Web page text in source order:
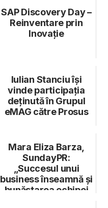
experiența
angajațil...
SAP Discovery Day –
Reinventare prin
Inovație
Iulian Stanciu își
vinde participația
deținută în Grupul
eMAG către Prosus
Mara Eliza Barza,
SundayPR:
„Succesul unui
business înseamnă și
bunăstarea echipei